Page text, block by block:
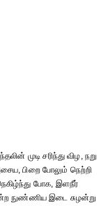
முடி சரிந்து விழ, நறு
பிறை போலும் நெற்றி
போக, இளநீர்
நுண்ணிய இடை சுழன்று